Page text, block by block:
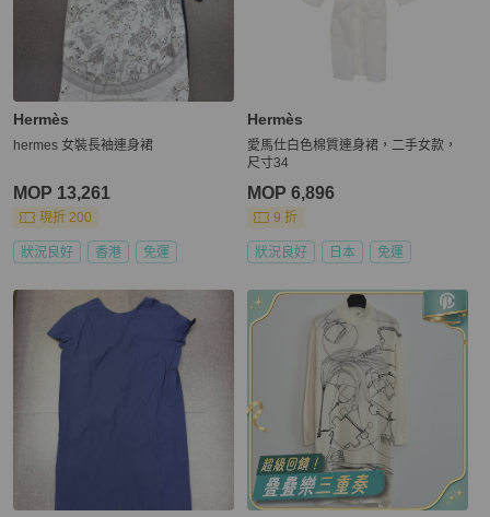
Hermès
hermes 女裝長袖連身裙
MOP 13,261
現折 200
狀況良好 香港 免運
Hermès
愛馬仕白色棉質連身裙，二手女款，
尺寸34
MOP 6,896
9 折
狀況良好 日本 免運